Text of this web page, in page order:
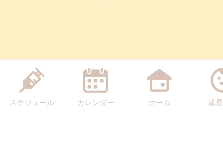
スケジュール カレンダー ホーム 成